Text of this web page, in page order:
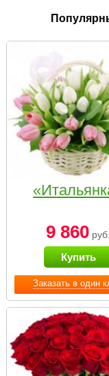
Заказать в один
9 860 руб.
Купить